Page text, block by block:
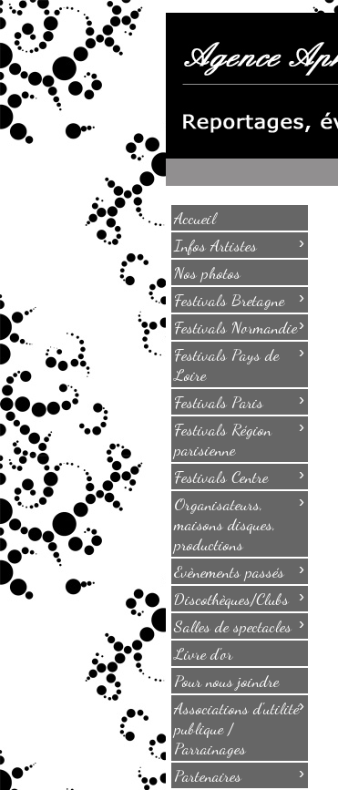
Accueil
Infos Artistes
›
Nos photos
Festivals Bretagne
›
Festivals Normandie›
Festivals Pays de
Loire
›
Festivals Paris ›
Festivals Région
parisienne
›
Festivals Centre ›
Organisateurs,
maisons disques,
productions
›
Evènements passés ›
Discothèques/Clubs ›
Salles de spectacles ›
Livre d'or
Pour nous joindre
Associations d'utilité
publique /
Parrainages
›
Partenaires ›